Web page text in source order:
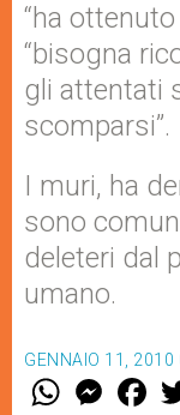
“ha
“bisogna
gli attentati
scomparsi”.
I muri, ha
sono
deleteri dal
umano.
GENNAIO 11, 2010
W M
e
F
a